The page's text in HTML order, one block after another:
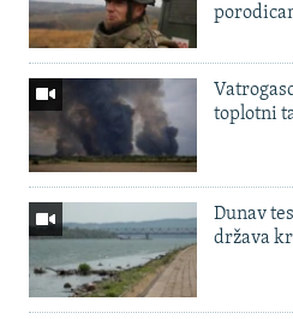
toplotni
Dunav
država